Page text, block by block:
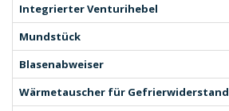
Integrierter Venturihebel
Mundstück
Blasenabweiser
Wärmetauscher für Gefrierwiderstand